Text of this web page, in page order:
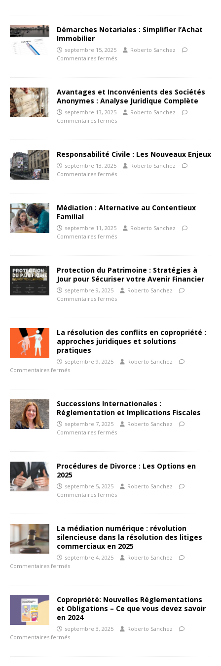
Démarches Notariales : Simplifier l’Achat
Immobilier
septembre 15, 2025
Roberto Sanchez
Commentaires fermés
Avantages et Inconvénients des Sociétés
Anonymes : Analyse Juridique Complète
septembre 13, 2025
Roberto Sanchez
Commentaires fermés
Responsabilité Civile : Les Nouveaux Enjeux
septembre 13, 2025
Roberto Sanchez
Commentaires fermés
Médiation : Alternative au Contentieux
Familial
septembre 11, 2025
Roberto Sanchez
Commentaires fermés
Protection du Patrimoine : Stratégies à
Jour pour Sécuriser votre Avenir Financier
septembre 9, 2025
Roberto Sanchez
Commentaires fermés
La résolution des conflits en copropriété :
approches juridiques et solutions
pratiques
septembre 9, 2025
Roberto Sanchez
Commentaires fermés
Successions Internationales :
Réglementation et Implications Fiscales
septembre 7, 2025
Roberto Sanchez
Commentaires fermés
Procédures de Divorce : Les Options en
2025
septembre 5, 2025
Roberto Sanchez
Commentaires fermés
La médiation numérique : révolution
silencieuse dans la résolution des litiges
commerciaux en 2025
septembre 4, 2025
Roberto Sanchez
Commentaires fermés
Copropriété: Nouvelles Réglementations
et Obligations – Ce que vous devez savoir
en 2024
septembre 3, 2025
Roberto Sanchez
Commentaires fermés